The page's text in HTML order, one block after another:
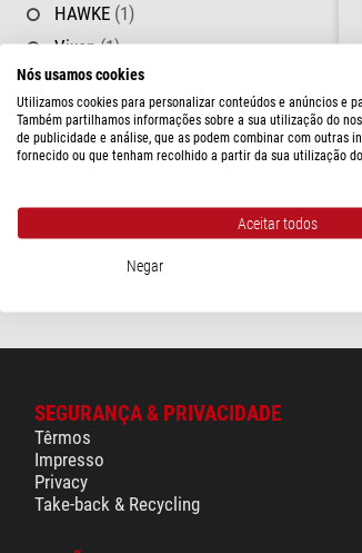
HAWKE (1)
Vixen(1)
PREÇO
120 - 350 $(1)
350 - 580 $(1)
PRAZO DE ENTREGA
em estoque(2)
SEGURANÇA & PRIVACIDADE
Têrmos
Impresso
Privacy
Take-back & Recycling
Nós usamos cookies
Utilizamos cookies para personalizar conteúdos e anúncios e
Também partilhamos informações sobre a sua utilização do
de publicidade e análise, que as podem combinar com outras
fornecido ou que tenham recolhido a partir da sua utilização
Aceitar todos
Negar